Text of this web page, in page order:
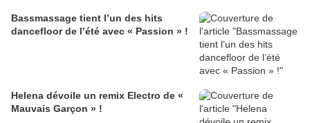
Bassmassage tient l’un des hits
dancefloor de l’été avec « Passion » !
Helena dévoile un remix Electro de «
Mauvais Garçon » !